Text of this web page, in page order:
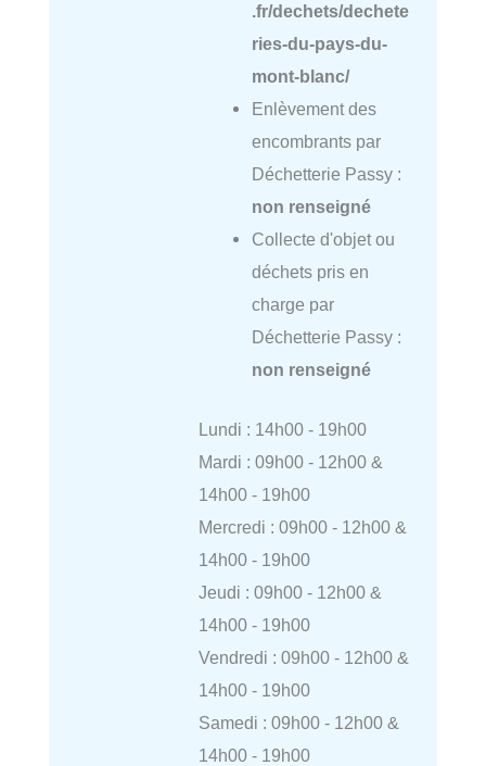
.fr/dechets/dechete
ries-du-pays-du-
mont-blanc/
Enlèvement des
encombrants par
Déchetterie Passy :
non renseigné
Collecte d'objet ou
déchets pris en
charge par
Déchetterie Passy :
non renseigné
Lundi : 14h00 - 19h00
Mardi : 09h00 - 12h00 &
14h00 - 19h00
Mercredi : 09h00 - 12h00 &
14h00 - 19h00
Jeudi : 09h00 - 12h00 &
14h00 - 19h00
Vendredi : 09h00 - 12h00 &
14h00 - 19h00
Samedi : 09h00 - 12h00 &
14h00 - 19h00